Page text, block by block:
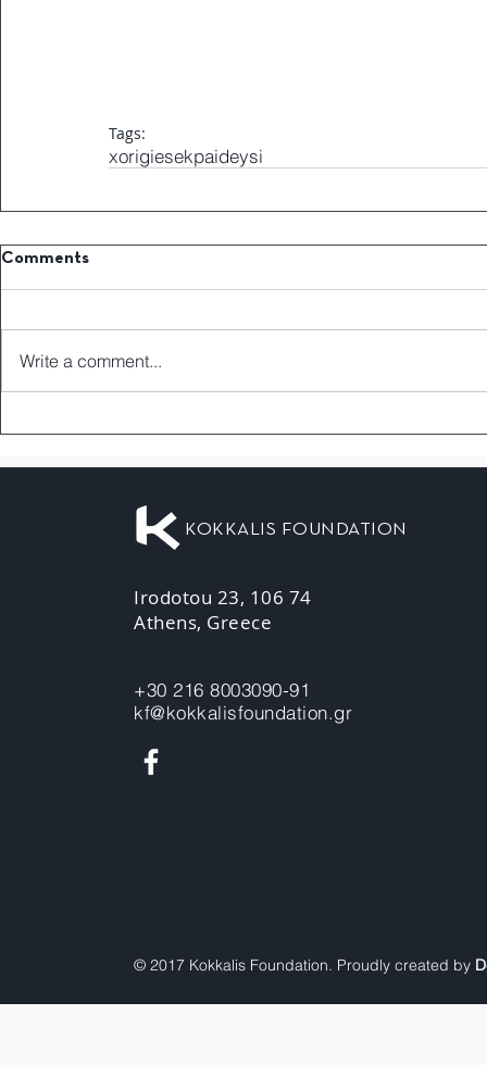
Tags:
xorigiesekpaideysi
Comments
Write a comment...
KOKKALIS FOUNDATION
Irodotou 23, 106 74
Athens, Greece
+30 216 8003090-91
kf@kokkalisfoundation.gr
© 2017 Kokkalis Foundation. Proudly created by